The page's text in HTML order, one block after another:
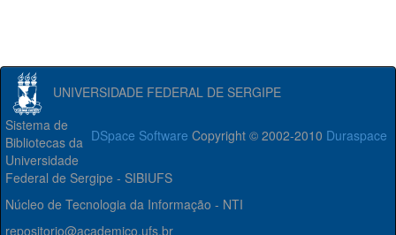
UNIVERSIDADE FEDERAL DE SERGIPE
DSpace Software Copyright © 2002-2010 Duraspace
Sistema de
Bibliotecas da
Universidade
Federal de Sergipe - SIBIUFS
Núcleo de Tecnologia da Informação - NTI
repositorio@academico.ufs.br